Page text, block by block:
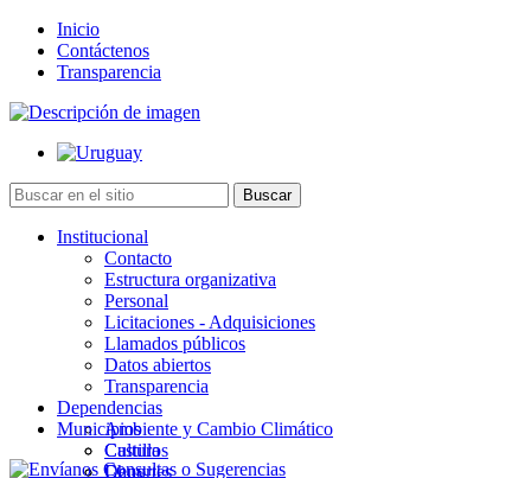
Inicio
Contáctenos
Transparencia
Institucional
Contacto
Estructura organizativa
Personal
Licitaciones - Adquisiciones
Llamados públicos
Datos abiertos
Transparencia
Dependencias
Ambiente y Cambio Climático
Cultura
Deportes
Municipios
Castillos
Chuy